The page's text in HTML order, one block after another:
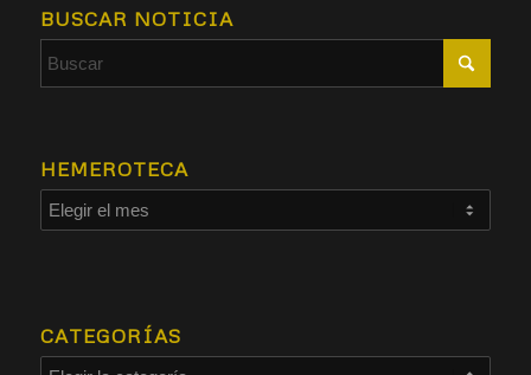
BUSCAR NOTICIA
HEMEROTECA
CATEGORÍAS